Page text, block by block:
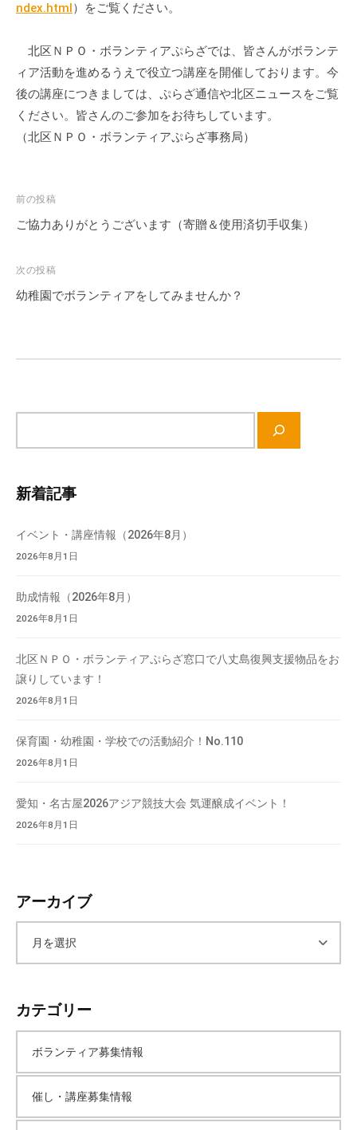
ndex.html）をご覧ください。
北区ＮＰＯ・ボランティアぷらざでは、皆さんがボランテ
ィア活動を進めるうえで役立つ講座を開催しております。今
後の講座につきましては、ぷらざ通信や北区ニュースをご覧
ください。皆さんのご参加をお待ちしています。
（北区ＮＰＯ・ボランティアぷらざ事務局）
投
稿
ビ
ゲ
ョ
前の投稿
ご協力ありがとうございます（寄贈＆使用済切手収集）
次の投稿
幼稚園でボランティアをしてみませんか？
検
新着記事
イベント・講座情報（2026年8月）
2026年8月1日
助成情報（2026年8月）
2026年8月1日
北区ＮＰＯ・ボランティアぷらざ窓口で八丈島復興支援物品をお
譲りしています！
2026年8月1日
保育園・幼稚園・学校での活動紹介！No.110
2026年8月1日
愛知・名古屋2026アジア競技大会 気運醸成イベント！
2026年8月1日
アーカイブ
カ
イ
ブ
カテゴリー
ボランティア募集情報
催し・講座募集情報